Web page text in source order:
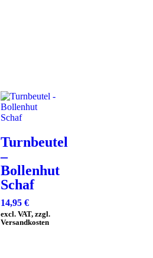
Turnbeutel
–
Bollenhut
Schaf
14,95 €
excl. VAT, zzgl.
Versandkosten